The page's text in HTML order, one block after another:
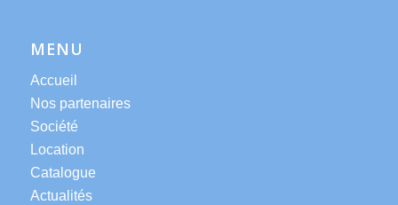
MENU
Accueil
Nos partenaires
Société
Location
Catalogue
Actualités